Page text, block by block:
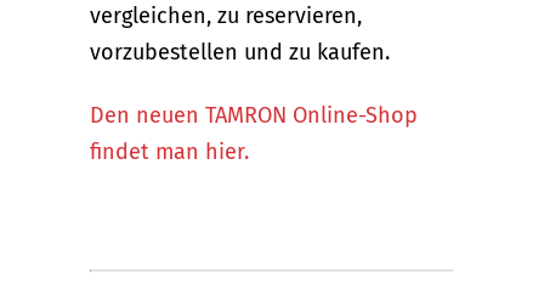
vergleichen, zu reservieren,
vorzubestellen und zu kaufen.
Den neuen TAMRON Online-Shop
findet man hier.